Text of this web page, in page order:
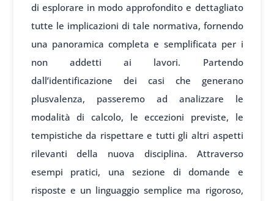
di esplorare in modo approfondito e dettagliato
tutte le implicazioni di tale normativa, fornendo
una panoramica completa e semplificata per i
non addetti ai lavori. Partendo
dall’identificazione dei casi che generano
plusvalenza, passeremo ad analizzare le
modalità di calcolo, le eccezioni previste, le
tempistiche da rispettare e tutti gli altri aspetti
rilevanti della nuova disciplina. Attraverso
esempi pratici, una sezione di domande e
risposte e un linguaggio semplice ma rigoroso,